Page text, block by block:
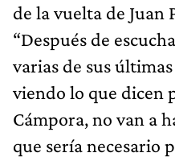
de la vuelta de Juan
“Después de
varias de sus
viendo lo que dicen
Cámpora, no van a
que sería necesario